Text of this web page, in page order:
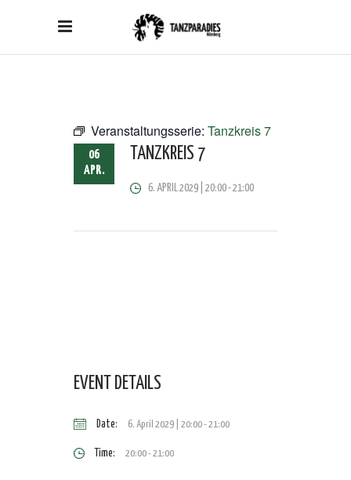
Veranstaltungsserie: Tanzkreis 7
06
APR.
TANZKREIS 7
6. APRIL 2029 | 20:00-21:00
EVENT DETAILS
Date: 6. April 2029 | 20:00-21:00
Time: 20:00 - 21:00